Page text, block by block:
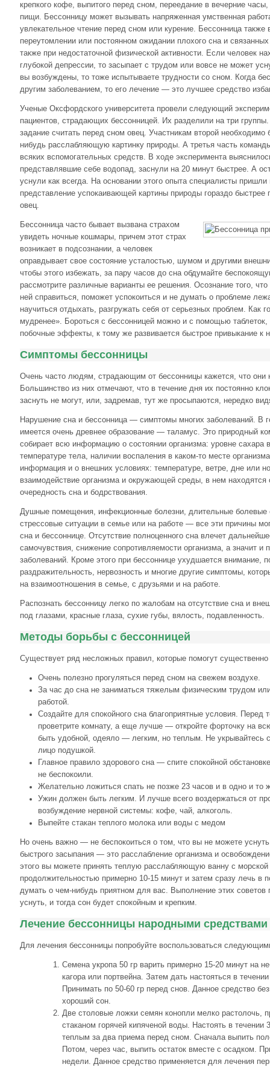
крепкого кофе, выпитого перед сном, переедание в вечерние
пищи. Бессонницу может вызывать напряженная умственная
увлекательное чтение перед сном или курение. Бессонница также
переутомлении или постоянном ожидании плохого сна и
также при недостаточной физической активности. Если человек
глубокой депрессии, то засыпает с трудом или вовсе не может
вы возбуждены, то тоже испытываете трудности со сном. Когда
другим заболеванием, то его лечение — это лучшее средство
Ученые Оксфордского университета провели следующий
пациентов, страдающих бессонницей. Их разделили на три
задание считать перед сном овец. Участникам второй необходимо
нибудь расслабляющую картинку природы. А третья часть
всяких вспомогательных средств. В ходе эксперимента
представлявшие себе водопад, заснули на 20 минут быстрее. А
уснули как всегда. На основании этого опыта специалисты пришли
представление успокаивающей картины природы гораздо быстрее
овец.
Бессонница часто бывает вызвана страхом
увидеть ночные кошмары, причем этот страх
возникает в подсознании, а человек
оправдывает свое состояние усталостью, шумом и другими
чтобы этого избежать, за пару часов до сна обдумайте
рассмотрите различные варианты ее решения. Осознание того,
ней справиться, поможет успокоиться и не думать о проблеме
научиться отдыхать, разгружать себя от серьезных проблем. Как
мудренее». Бороться с бессонницей можно и с помощью таблеток,
побочные эффекты, к тому же развивается быстрое привыкание к
Симптомы бессонницы
Очень часто людям, страдающим от бессонницы кажется, что они
Большинство из них отмечают, что в течение дня их постоянно
заснуть не могут, или, задремав, тут же просыпаются, нередко
Нарушение сна и бессонница — симптомы многих заболеваний. В
имеется очень древнее образование — таламус. Это природный
собирает всю информацию о состоянии организма: уровне сахара
температуре тела, наличии воспаления в каком-то месте
информация и о внешних условиях: температуре, ветре, дне или
взаимодействие организма и окружающей среды, в нем
очередность сна и бодрствования.
Душные помещения, инфекционные болезни, длительные болевые
стрессовые ситуации в семье или на работе — все эти причины
сна и бессоннице. Отсутствие полноценного сна влечет
самочувствия, снижение сопротивляемости организма, а значит и
заболеваний. Кроме этого при бессоннице ухудшается внимание,
раздражительность, нервозность и многие другие симптомы,
на взаимоотношения в семье, с друзьями и на работе.
Распознать бессонницу легко по жалобам на отсутствие сна и
под глазами, красные глаза, сухие губы, вялость, подавленность.
Методы борьбы с бессонницей
Существует ряд несложных правил, которые помогут существенно
Очень полезно прогуляться перед сном на свежем воздухе.
За час до сна не заниматься тяжелым физическим трудом
работой.
Создайте для спокойного сна благоприятные условия. Перед
проветрите комнату, а еще лучше — откройте форточку на
быть удобной, одеяло — легким, но теплым. Не укрывайтесь
лицо подушкой.
Главное правило здорового сна — спите спокойной
не беспокоили.
Желательно ложиться спать не позже 23 часов и в одно и то
Ужин должен быть легким. И лучше всего воздержаться от
возбуждение нервной системы: кофе, чай, алкоголь.
Выпейте стакан теплого молока или воды с медом
Но очень важно — не беспокоиться о том, что вы не можете
быстрого засыпания — это расслабление организма и
этого вы можете принять теплую расслабляющую ванну с
продолжительностью примерно 10-15 минут и затем сразу лечь в
думать о чем-нибудь приятном для вас. Выполнение этих советов
уснуть, и тогда сон будет спокойным и крепким.
Лечение бессонницы народными средствами
Для лечения бессонницы попробуйте воспользоваться
Семена укропа 50 гр варить примерно 15-20 минут на
кагора или портвейна. Затем дать настояться в
Принимать по 50-60 гр перед снов. Данное средство
хороший сон.
Две столовые ложки семян конопли мелко растолочь,
стаканом горячей кипяченой воды. Настоять в течении
теплым за два приема перед сном. Сначала выпить
Потом, через час, выпить остаток вместе с осадком.
недели. Данное средство применяется для лечения